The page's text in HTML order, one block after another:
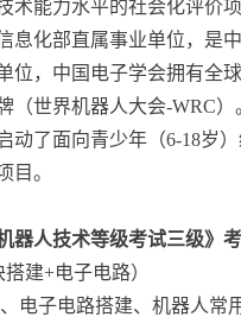
术能力水平的社会化评价
息化部直属事业单位，是
位，中国电子学会拥有全
（世界机器人大会-WRC）
动了面向青少年（6-18岁
目。
器人技术等级考试三级》考
建+电子电路）
电子电路搭建、机器人常